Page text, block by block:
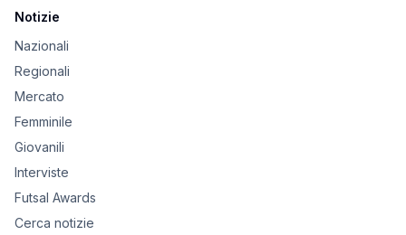
Notizie
Nazionali
Regionali
Mercato
Femminile
Giovanili
Interviste
Futsal Awards
Cerca notizie